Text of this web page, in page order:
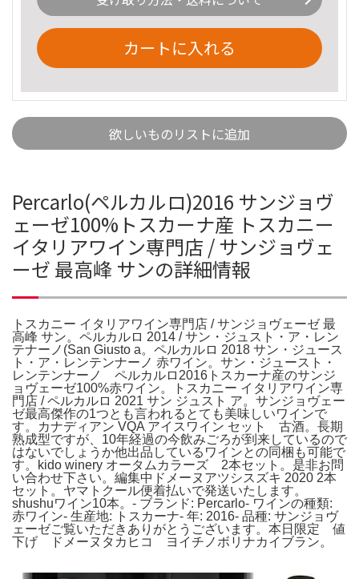
カートに入れる
欲しいものリストに追加
Percarlo(ペルカルロ)2016 サンジョヴ
ェーゼ100%トスカーナ産 トスカニー
イタリアワイン専門店 / サンジョヴェ
ーゼ 最高峰 サンの詳細情報
トスカニー イタリアワイン専門店 / サンジョヴェーゼ 最
高峰 サン。ペルカルロ 2014 / サン・ジュスト・ア・レン
テナーノ(San Giusto a。ペルカルロ 2018 サン・ジュース
ト・ア・レンテンナーノ 赤ワイン。サン・ジュースト・
レンテンナーノ ペルカルロ2016トスカーナ産のサンジ
ョヴェーゼ100%赤ワイン。トスカニー イタリアワイン専
門店 / ペルカルロ 2021 サン ジュスト ア。サンジョヴェー
ゼ最高傑作の1つとも言われるとても美味しいワインで
す。カナディアン VQA アイスワイン セット 古酒。長期
熟成型ですが、10年経過の今飲みごろが到来しているので
はないでしょうか他出品しているワインとの同梱も可能で
す。kido winery オータムカラーズ 2本セット。是非お問
い合わせ下さい。編集中ドメーヌアツシスズキ 2020 2本
セット。ヤマトクール便着払いで発送いたします。
shushuワイン10本。- ブランド: Percarlo- ワインの種類:
赤ワイン- 生産地: トスカーナ- 年: 2016- 品種: サンジョヴ
ェーゼご覧いただきありがとうございます。本日限定 値
下げ ドメーヌタカヒコ ヨイチノボリナカイブラン。